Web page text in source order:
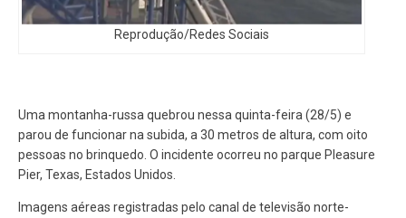
Reprodução/Redes Sociais
Uma montanha-russa quebrou nessa quinta-feira (28/5) e
parou de funcionar na subida, a 30 metros de altura, com oito
pessoas no brinquedo. O incidente ocorreu no parque Pleasure
Pier, Texas, Estados Unidos.
Imagens aéreas registradas pelo canal de televisão norte-